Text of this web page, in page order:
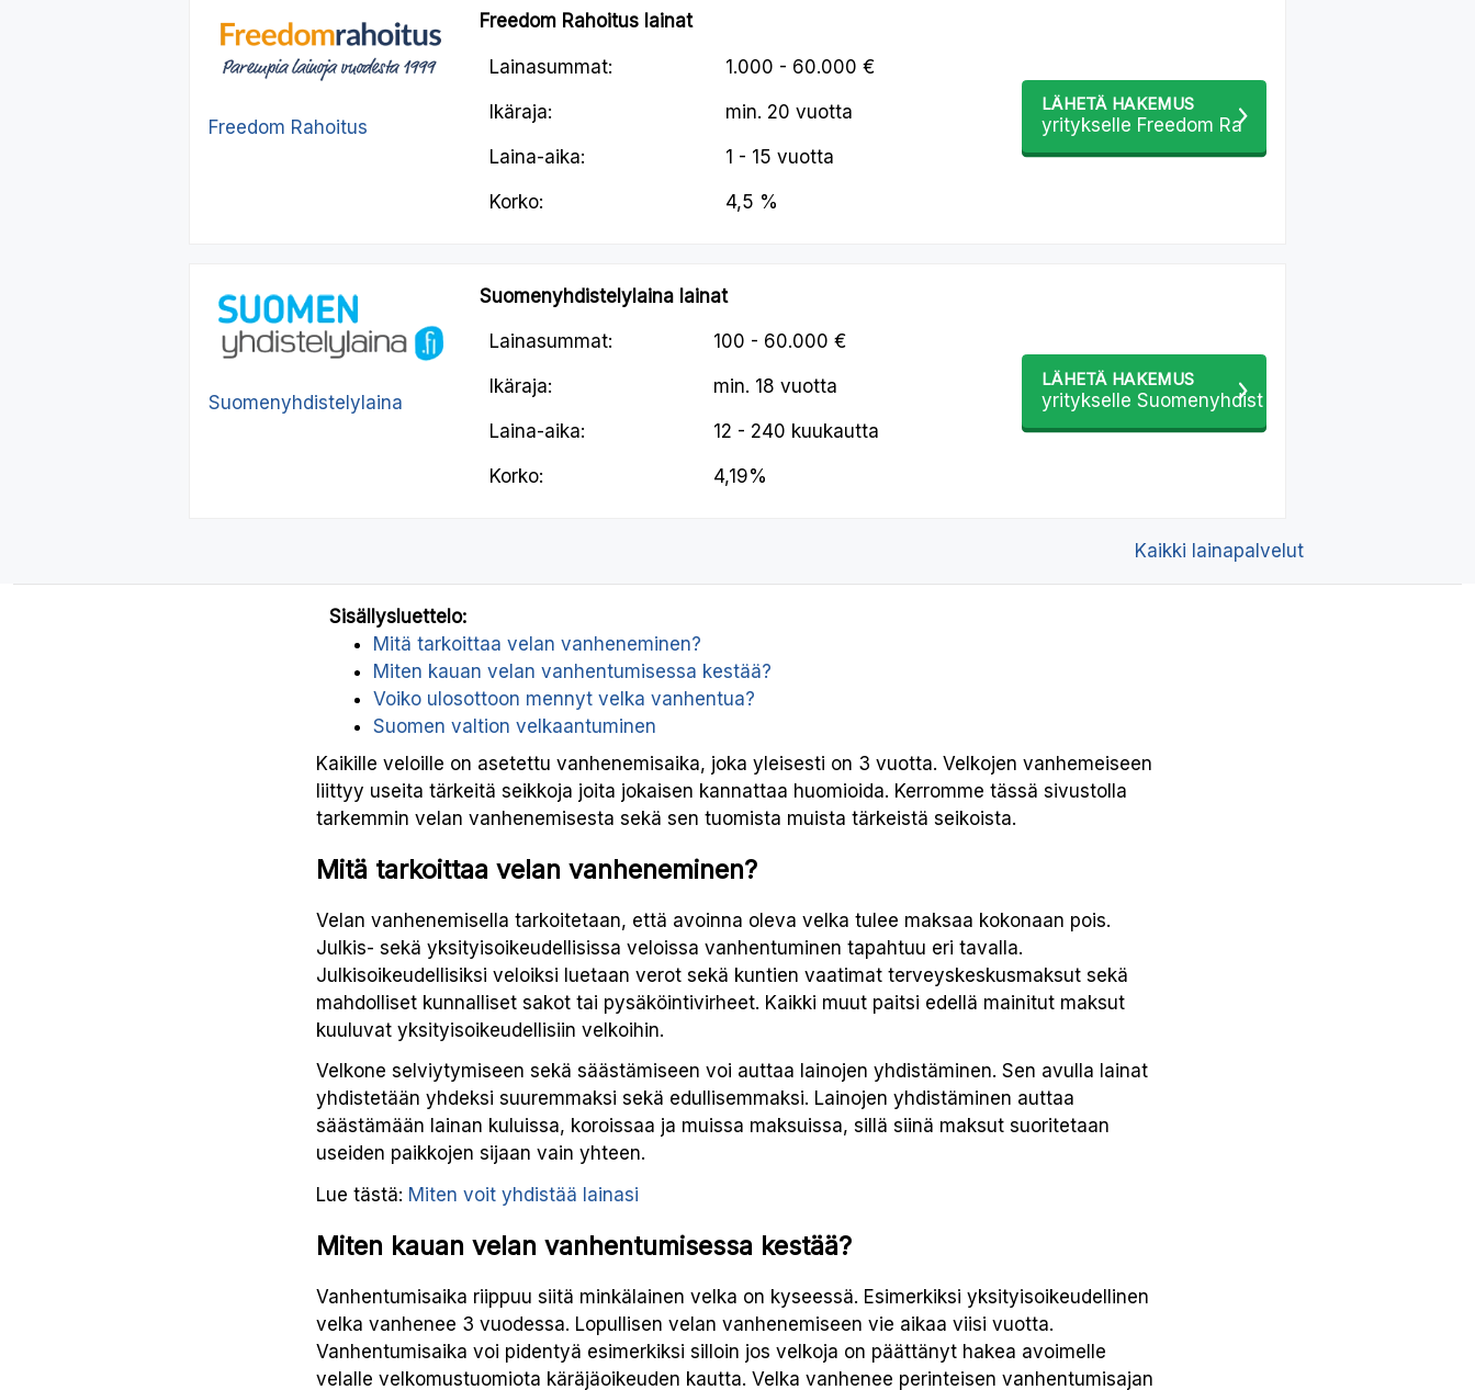
Freedom Rahoitus
Freedom Rahoitus lainat
Lainasummat: 1.000 - 60.000 €
Ikäraja: min. 20 vuotta
Laina-aika: 1 - 15 vuotta
Korko: 4,5 %
LÄHETÄ HAKEMUS
yritykselle Freedom Ra
Suomenyhdistelylaina
Suomenyhdistelylaina lainat
Lainasummat: 100 - 60.000 €
Ikäraja: min. 18 vuotta
Laina-aika: 12 - 240 kuukautta
Korko: 4,19%
LÄHETÄ HAKEMUS
yritykselle Suomenyhdist
Kaikki lainapalvelut
Sisällysluettelo:
Mitä tarkoittaa velan vanheneminen?
Miten kauan velan vanhentumisessa kestää?
Voiko ulosottoon mennyt velka vanhentua?
Suomen valtion velkaantuminen
Kaikille veloille on asetettu vanhenemisaika, joka yleisesti on 3 vuotta. Velkojen vanhemeiseen
liittyy useita tärkeitä seikkoja joita jokaisen kannattaa huomioida. Kerromme tässä sivustolla
tarkemmin velan vanhenemisesta sekä sen tuomista muista tärkeistä seikoista.
Mitä tarkoittaa velan vanheneminen?
Velan vanhenemisella tarkoitetaan, että avoinna oleva velka tulee maksaa kokonaan pois.
Julkis- sekä yksityisoikeudellisissa veloissa vanhentuminen tapahtuu eri tavalla.
Julkisoikeudellisiksi veloiksi luetaan verot sekä kuntien vaatimat terveyskeskusmaksut sekä
mahdolliset kunnalliset sakot tai pysäköintivirheet. Kaikki muut paitsi edellä mainitut maksut
kuuluvat yksityisoikeudellisiin velkoihin.
Velkone selviytymiseen sekä säästämiseen voi auttaa lainojen yhdistäminen. Sen avulla lainat
yhdistetään yhdeksi suuremmaksi sekä edullisemmaksi. Lainojen yhdistäminen auttaa
säästämään lainan kuluissa, koroissaa ja muissa maksuissa, sillä siinä maksut suoritetaan
useiden paikkojen sijaan vain yhteen.
Lue tästä: Miten voit yhdistää lainasi
Miten kauan velan vanhentumisessa kestää?
Vanhentumisaika riippuu siitä minkälainen velka on kyseessä. Esimerkiksi yksityisoikeudellinen
velka vanhenee 3 vuodessa. Lopullisen velan vanhenemiseen vie aikaa viisi vuotta.
Vanhentumisaika voi pidentyä esimerkiksi silloin jos velkoja on päättänyt hakea avoimelle
velalle velkomustuomiota käräjäoikeuden kautta. Velka vanhenee perinteisen vanhentumisajan